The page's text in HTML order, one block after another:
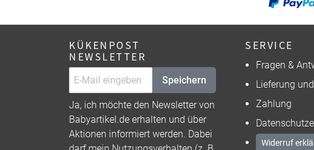
KÜKENPOST
NEWSLETTER
Speichern
Ja, ich möchte den Newsletter von
Babyartikel.de erhalten und über
Aktionen informiert werden. Dabei
SERVICE
Fragen &
Lieferung
Zahlung
Widerruf